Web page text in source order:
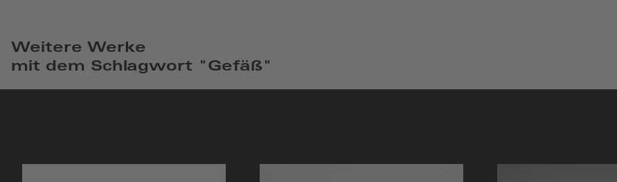
Weitere Werke
mit dem Schlagwort "Gefäß"